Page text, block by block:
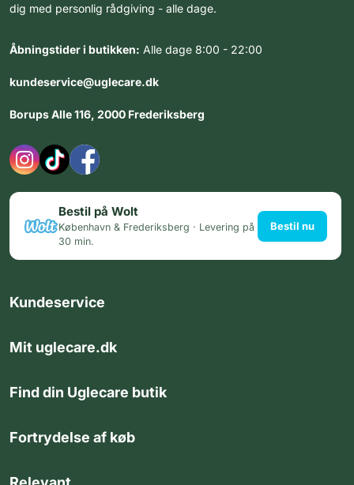
dig med personlig rådgiving - alle dage.
Åbningstider i butikken: Alle dage 8:00 - 22:00
kundeservice@uglecare.dk
Borups Alle 116, 2000 Frederiksberg
Bestil på Wolt
København & Frederiksberg · Levering på
30 min.
Bestil nu
Kundeservice
Mit uglecare.dk
Find din Uglecare butik
Fortrydelse af køb